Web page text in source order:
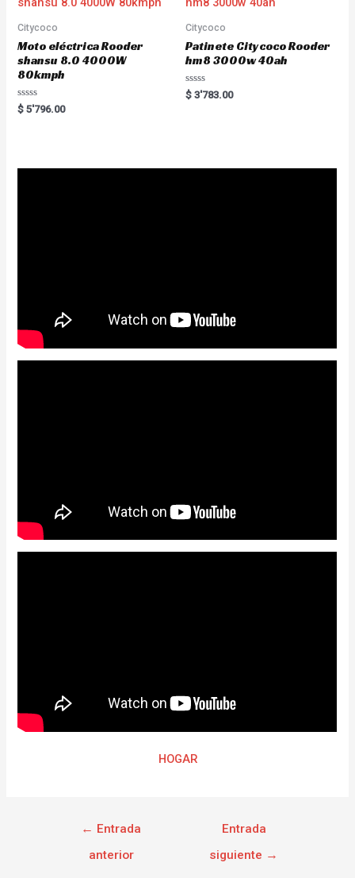
o
5
Citycoco
Moto eléctrica Rooder
shansu 8.0 4000W
80kmph
R
a
$ 5'796.00
Citycoco
Patinete Citycoco Rooder
hm8 3000w 40ah
R
a
t
$ 3'783.00
HOGAR
← Entrada
anterior
Entrada
siguiente →